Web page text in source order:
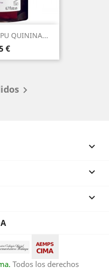
QUININA...
€




Todos los derechos